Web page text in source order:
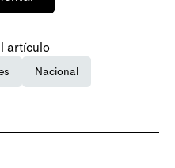
artículo
Nacional